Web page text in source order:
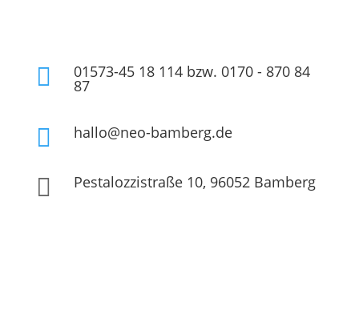
 01573-45 18 114 bzw. 0170 - 870 84
87
 hallo@neo-bamberg.de
 Pestalozzistraße 10, 96052 Bamberg